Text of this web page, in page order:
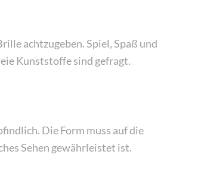
achtzugeben. Spiel, Spaß und
Kunststoffe sind gefragt.
Die Form muss auf die
Sehen gewährleistet ist.